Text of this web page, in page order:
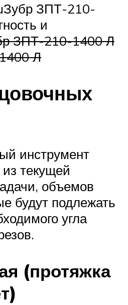
ЗПТ-210-
и
ЗПТ-210-1400 Л
Л
инструмент
текущей
объемов
будут подлежать
угла
(протяжка